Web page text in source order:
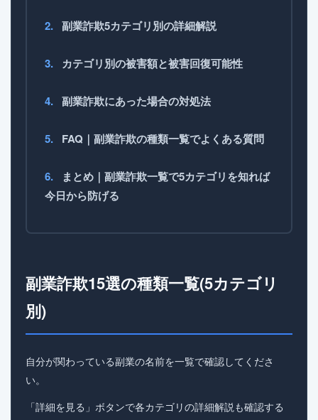
副業詐欺5カテゴリ別の詳細解説
カテゴリ別の被害額と被害回復可能性
副業詐欺にあった場合の対処法
FAQ｜副業詐欺の種類一覧でよくある質問
まとめ｜副業詐欺一覧で5カテゴリを知れば
今日から防げる
副業詐欺15選の種類一覧(5カテゴリ
別)
自分が関わっている副業の名前を一覧で確認してくださ
い。
「詳細を見る」ボタンで各カテゴリの詳細解説も確認する